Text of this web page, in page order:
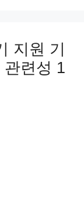
지원 기
련성 1